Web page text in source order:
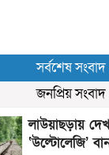
সর্বশেষ সংবাদ
জনপ্রিয় সংবাদ
লাউয়াছড়ায়
‘উল্টোলেজি’